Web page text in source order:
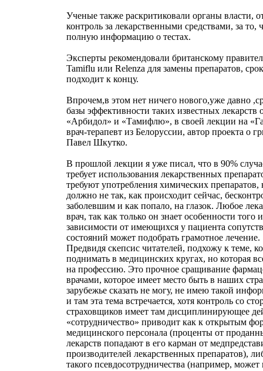
Ученые также раскритиковали органы власти,
контроль за лекарственными средствами, за то,
полную информацию о тестах.
Эксперты рекомендовали британскому
Tamiflu или Relenza для замены препаратов,
подходит к концу.
Впрочем,в этом нет ничего нового,уже давно
базы эффективности таких известных лекарств
«Арбидол» и «Тамифлю», в своей лекции на
врач-терапевт из Белоруссии, автор проекта о
Павел Шкутко.
В прошлой лекции я уже писал, что в 90%
требует использования лекарственных
требуют употребления химических препаратов,
должно не так, как происходит сейчас,
заболевшим и как попало, на глазок. Любое
врач, так как только он знает особенности того
зависимости от имеющихся у пациента
состояний может подобрать грамотное лечение.
Предвидя скепсис читателей, подхожу к теме,
поднимать в медицинских кругах, но которая
на профессию. Это прочное сращивание
врачами, которое имеет место быть в наших
зарубежье сказать не могу, не имею такой
и там эта тема встречается, хотя контроль со
страховщиков имеет там дисциплинирующее
«сотрудничество» приводит как к открытым
медицинского персонала (проценты от
лекарств попадают в его карман от
производителей лекарственных препаратов),
такого псевдосотрудничества (например, может